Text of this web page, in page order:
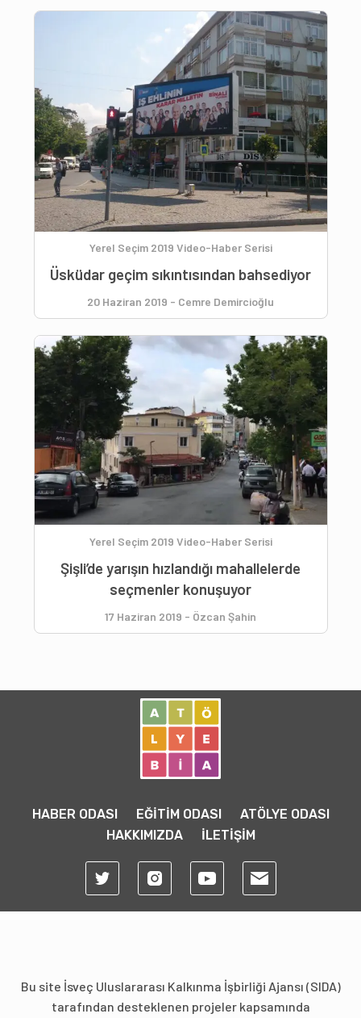
Yerel Seçim 2019 Video-Haber Serisi
Üsküdar geçim sıkıntısından bahsediyor
20 Haziran 2019 - Cemre Demircioğlu
Yerel Seçim 2019 Video-Haber Serisi
Şişli’de yarışın hızlandığı mahallelerde
seçmenler konuşuyor
17 Haziran 2019 - Özcan Şahin
HABER ODASI EĞİTİM ODASI
ATÖLYE ODASI
HAKKIMIZDA
İLETİŞİM
Bu site İsveç Uluslararası Kalkınma İşbirliği Ajansı (SIDA)
tarafından desteklenen projeler kapsamında